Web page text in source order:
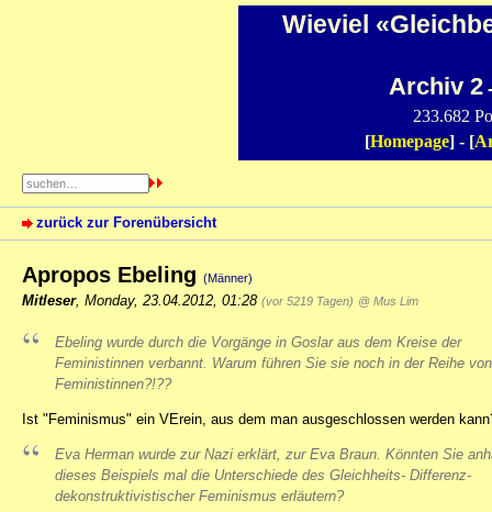
Wieviel
Archiv 2
233.682
[Homepage] - [
zurück zur Forenübersicht
Apropos Ebeling (Männer)
Mitleser, Monday, 23.04.2012, 01:28 (vor 5219 Tagen) @ Mus Lim
Ebeling wurde durch die Vorgänge in Goslar aus dem Kreise der
Feministinnen verbannt. Warum führen Sie sie noch in der Reihe von
Feministinnen?!??
Ist "Feminismus" ein VErein, aus dem man ausgeschlossen werden
Eva Herman wurde zur Nazi erklärt, zur Eva Braun. Könnten Sie
dieses Beispiels mal die Unterschiede des Gleichheits- Differenz-
dekonstruktivistischer Feminismus erläutern?